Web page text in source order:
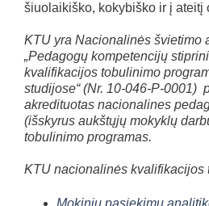
šiuolaikiško, kokybiško ir į ateitį
KTU yra Nacionalinės švietimo
„Pedagogų kompetencijų
kvalifikacijos tobulinimo
studijose“ (Nr. 10-046-P-0001)
akredituotas nacionalines
(išskyrus aukštųjų mokyklų
tobulinimo programas.
KTU nacionalinės kvalifikacijos